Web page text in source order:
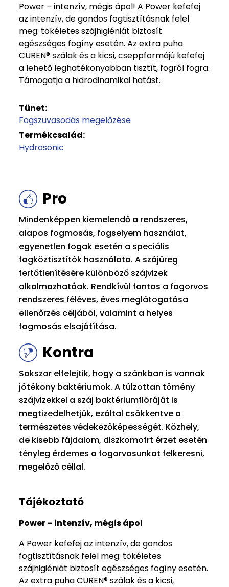
Power – intenzív, mégis ápol! A Power kefefej
az intenzív, de gondos fogtisztításnak felel
meg: tökéletes szájhigiéniát biztosít
egészséges fogíny esetén. Az extra puha
CUREN® szálak és a kicsi, cseppformájú kefefej
a lehető leghatékonyabban tisztít, fogról fogra.
Támogatja a hidrodinamikai hatást.
Tünet:
Fogszuvasodás megelőzése
Termékcsalád:
Hydrosonic
Pro
Mindenképpen kiemelendő a rendszeres,
alapos fogmosás, fogselyem használat,
egyenetlen fogak esetén a speciális
fogköztisztítók használata. A szájüreg
fertőtlenítésére különböző szájvizek
alkalmazhatóak. Rendkívül fontos a fogorvos
rendszeres féléves, éves meglátogatása
ellenőrzés céljából, valamint a helyes
fogmosás elsajátítása.
Kontra
Sokszor elfelejtik, hogy a szánkban is vannak
jótékony baktériumok. A túlzottan tömény
szájvizekkel a száj baktériumflóráját is
megtizedelhetjük, ezáltal csökkentve a
természetes védekezőképességét. Közhely,
de kisebb fájdalom, diszkomofrt érzet esetén
tényleg érdemes a fogorvosunkat felkeresni,
megelőző céllal.
Tájékoztató
Power – intenzív, mégis ápol
A Power kefefej az intenzív, de gondos
fogtisztításnak felel meg: tökéletes
szájhigiéniát biztosít egészséges fogíny esetén.
Az extra puha CUREN® szálak és a kicsi,